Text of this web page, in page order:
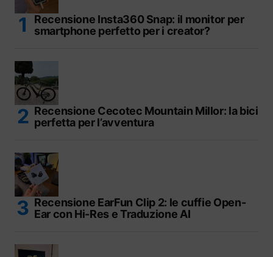
Recensione Insta360 Snap: il monitor per
smartphone perfetto per i creator?
Recensione Cecotec Mountain Millor: la bici
perfetta per l’avventura
Recensione EarFun Clip 2: le cuffie Open-
Ear con Hi-Res e Traduzione AI